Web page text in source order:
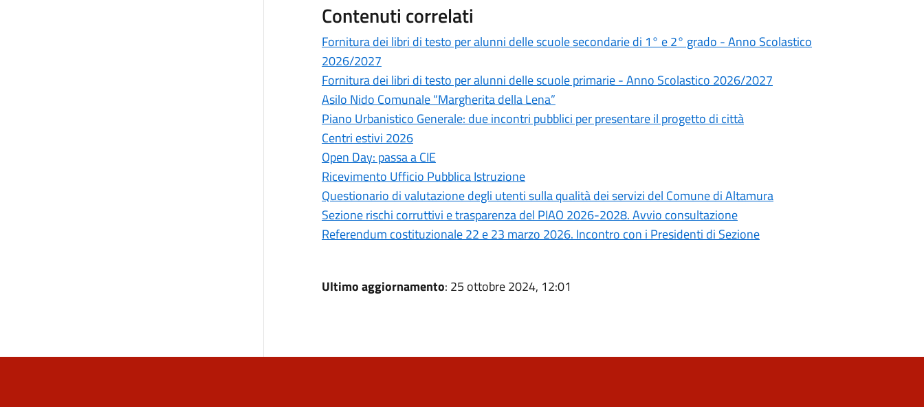
Contenuti correlati
Fornitura dei libri di testo per alunni delle scuole secondarie di 1° e 2° grado - Anno Scolastico
2026/2027
Fornitura dei libri di testo per alunni delle scuole primarie - Anno Scolastico 2026/2027
Asilo Nido Comunale “Margherita della Lena”
Piano Urbanistico Generale: due incontri pubblici per presentare il progetto di città
Centri estivi 2026
Open Day: passa a CIE
Ricevimento Ufficio Pubblica Istruzione
Questionario di valutazione degli utenti sulla qualità dei servizi del Comune di Altamura
Sezione rischi corruttivi e trasparenza del PIAO 2026-2028. Avvio consultazione
Referendum costituzionale 22 e 23 marzo 2026. Incontro con i Presidenti di Sezione
Ultimo aggiornamento: 25 ottobre 2024, 12:01